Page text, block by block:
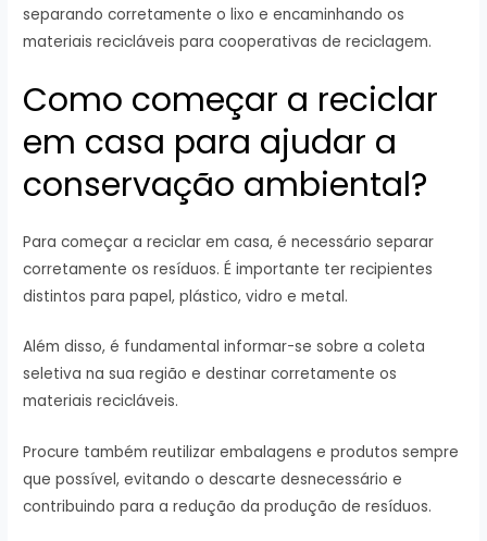
separando corretamente o lixo e encaminhando os
materiais recicláveis para cooperativas de reciclagem.
Como começar a reciclar
em casa para ajudar a
conservação ambiental?
Para começar a reciclar em casa, é necessário separar
corretamente os resíduos. É importante ter recipientes
distintos para papel, plástico, vidro e metal.
Além disso, é fundamental informar-se sobre a coleta
seletiva na sua região e destinar corretamente os
materiais recicláveis.
Procure também reutilizar embalagens e produtos sempre
que possível, evitando o descarte desnecessário e
contribuindo para a redução da produção de resíduos.